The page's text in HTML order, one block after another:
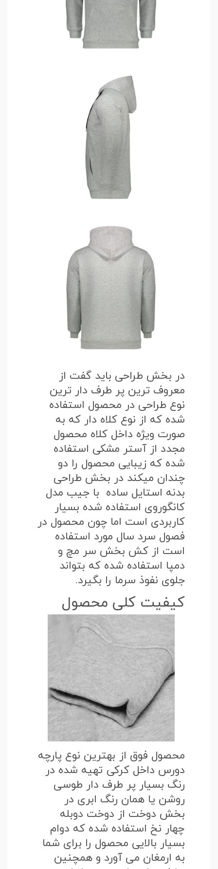
در بخش طراحی باید گفت از
معروف ترین پر طرف دار ترین
نوع طراحی در محصول استفاده
شده که از نوع کلاه دار که به
صورت ویژه داخل کلاه محصول
مجدد از آستر مشکی استفاده
شده که زیبایی محصول را دو
چندان میکند در بخش طراحی
بدنه استایل ساده با جیب مدل
کانگوروی استفاده شده بسیار
کاربردی است اما چون محصول در
فصول سرد سال مورد استفاده
است از کش بخش سر مچ و
دمپا استفاده شده که بتواند
جلوی نفوذ سرما را بگیرد.
کیفیت کلی محصول
محصول فوق از بهترین نوع پارچه
دورس داخل کرکی تهیه شده در
رنگ بسیار پر طرف دار طوسی
روشن یا همان رنگ ابری در
بخش دوخت از دوخت دوبله
چهار نخ استفاده شده که دوام
بسیار بالایی محصول را برای شما
به ارمغان می آورد و همچنین